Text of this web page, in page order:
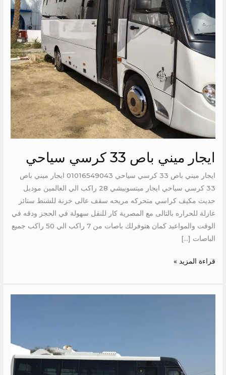
ايجار ميني باص 33 كرسي سياحي
ايجار ميني باص 33 كرسي سياحي 01016549043 ايجار ميني باص
33 كرسي سياحي ايجار ميتسوبيشي 28 راكب الي العالمين موديل
حديث مكيف كراسي متحركه مريحه سقف عالى خزنة للشنط ستائر
عازلة للحراره بالتالى مع المصرية كار للنقل سهولة في الحجز ودقه في
الوقت والمواعيد كمان هتوفرلك باصات من 7 راكب الي 50 راكب جميع
الباصات […]
قراءة المزيد »